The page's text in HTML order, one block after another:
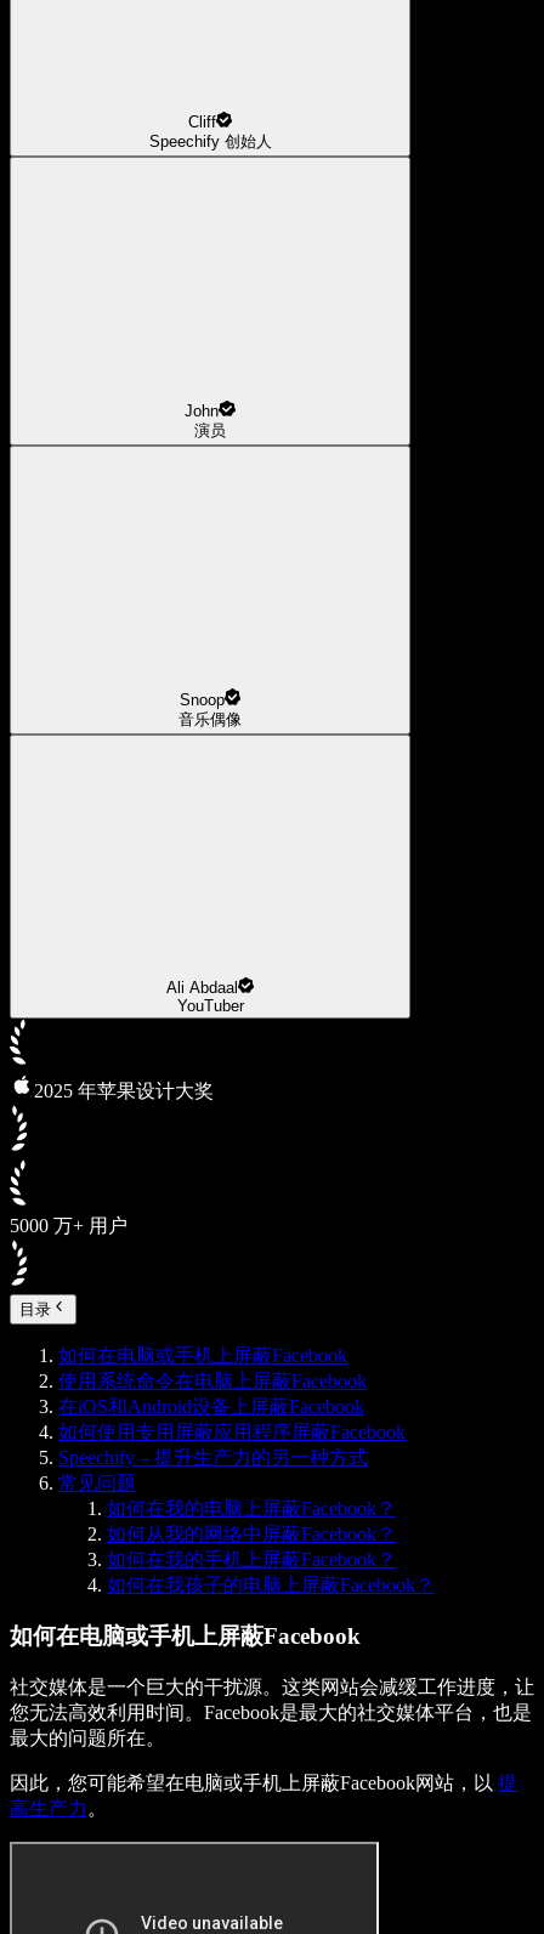
Cliff
Speechify 创始人
John
演员
Snoop
音乐偶像
Ali Abdaal
YouTuber
2025 年苹果设计大奖
5000 万+ 用户
目录
如何在电脑或手机上屏蔽Facebook
使用系统命令在电脑上屏蔽Facebook
在iOS和Android设备上屏蔽Facebook
如何使用专用屏蔽应用程序屏蔽Facebook
Speechify – 提升生产力的另一种方式
常见问题
如何在我的电脑上屏蔽Facebook？
如何从我的网络中屏蔽Facebook？
如何在我的手机上屏蔽Facebook？
如何在我孩子的电脑上屏蔽Facebook？
如何在电脑或手机上屏蔽Facebook
社交媒体是一个巨大的干扰源。这类网站会减缓工作进度，让
您无法高效利用时间。Facebook是最大的社交媒体平台，也是
最大的问题所在。
因此，您可能希望在电脑或手机上屏蔽Facebook网站，以 提
高生产力 。